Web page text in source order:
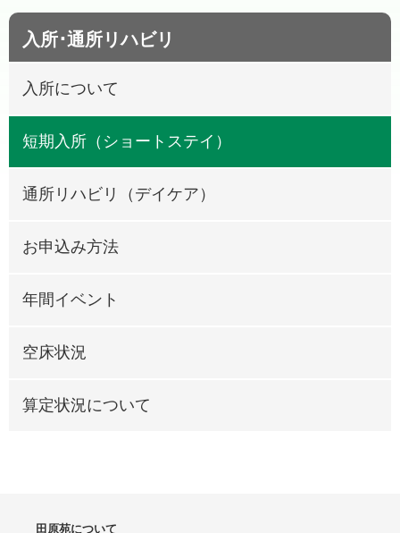
入所･通所リハビリ
入所について
短期入所（ショートステイ）
通所リハビリ（デイケア）
お申込み方法
年間イベント
空床状況
算定状況について
田原苑について